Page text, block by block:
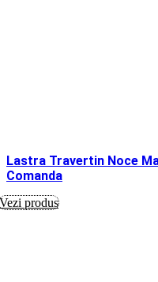
Lastra Travertin Noce
Comanda
Vezi produs